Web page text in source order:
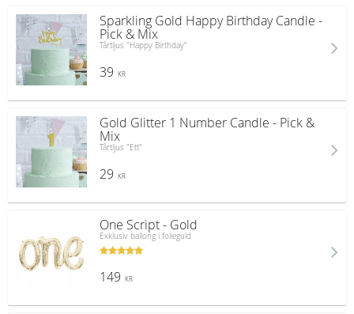
Sparkling Gold Happy Birthday Candle -
Pick & Mix
Tårtljus "Happy Birthday"
39 KR
Gold Glitter 1 Number Candle - Pick &
Mix
Tårtljus "Ett"
29 KR
One Script - Gold
Exklusiv ballong i folieguld
149 KR